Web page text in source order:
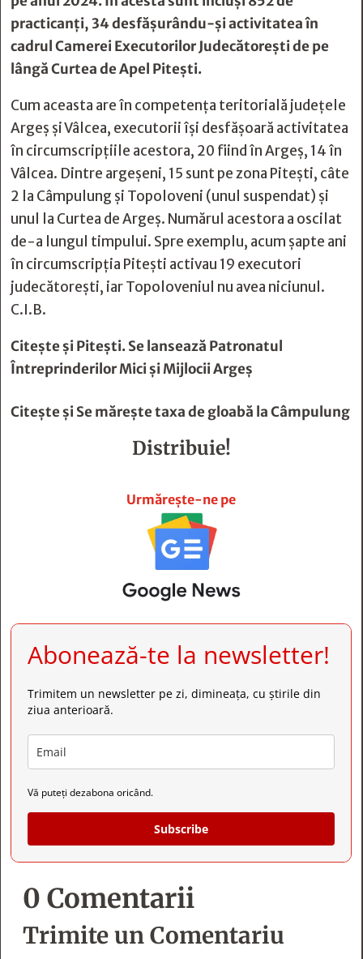
practicanți, 34 desfășurându-și activitatea în
cadrul Camerei Executorilor Judecătorești de pe
lângă Curtea de Apel Pitești.
Cum aceasta are în competența teritorială județele
Argeș și Vâlcea, executorii își desfășoară activitatea
în circumscripțiile acestora, 20 fiind în Argeș, 14 în
Vâlcea. Dintre argeșeni, 15 sunt pe zona Pitești, câte
2 la Câmpulung și Topoloveni (unul suspendat) și
unul la Curtea de Argeș. Numărul acestora a oscilat
de-a lungul timpului. Spre exemplu, acum șapte ani
în circumscripția Pitești activau 19 executori
judecătorești, iar Topoloveniul nu avea niciunul.
C.I.B.
Citește șiPitești. Se lansează Patronatul
Întreprinderilor Mici și Mijlocii Argeș
Citește șiSe măreşte taxa de gloabă la Câmpulung
Distribuie!
Urmărește-ne pe
Abonează-te la newsletter!
Trimitem un newsletter pe zi, dimineața, cu știrile din
ziua anterioară.
Vă puteți dezabona oricând.
Subscribe
0 Comentarii
Trimite un Comentariu